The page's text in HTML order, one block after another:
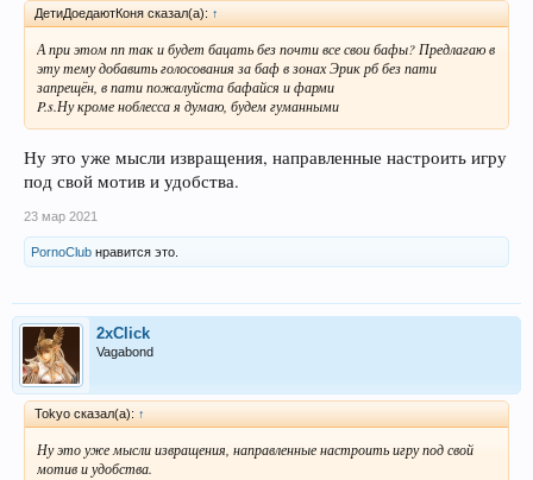
ДетиДоедаютКоня сказал(а): ↑
А при этом пп так и будет бацать без почти все свои бафы? Предлагаю в
эту тему добавить голосования за баф в зонах Эрик рб без пати
запрещён, в пати пожалуйста бафайся и фарми
P.s.Ну кроме ноблесса я думаю, будем гуманными
Ну это уже мысли извращения, направленные настроить игру
под свой мотив и удобства.
23 мар 2021
PornoClub нравится это.
2xClick
Vagabond
Tokyo сказал(а): ↑
Ну это уже мысли извращения, направленные настроить игру под свой
мотив и удобства.